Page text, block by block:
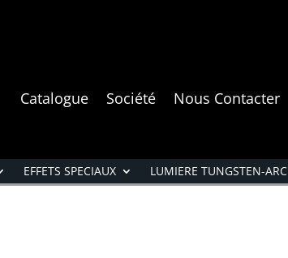
Catalogue Société Nous Contacter
EFFETS SPECIAUX LUMIERE TUNGSTEN-ARC